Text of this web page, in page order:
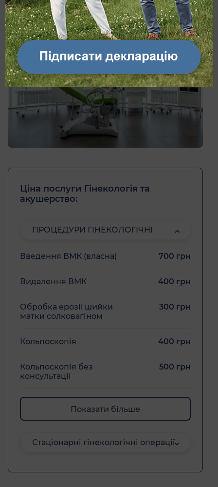
Ціна послуги Гінекологія та
акушерство:
ПРОЦЕДУРИ ГІНЕКОЛОГІЧНІ
Введення ВМК (власна) 700 грн
Видалення ВМК 400 грн
Обробка ерозії шийки
матки солковагіном
300 грн
Кольпоскопія 400 грн
Кольпоскопія без
консультації
500 грн
Показати більше
Стаціонарні гінекологічні операції